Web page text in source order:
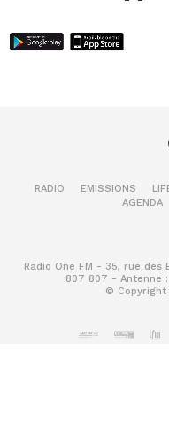
RADIO EMISSIONS
AGENDA
Radio One FM - 35, rue des
807 807 - Antenne
© Copyright